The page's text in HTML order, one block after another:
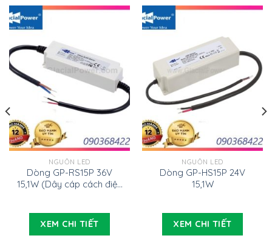
NGUỒN LED
Dòng GP-RS15P 36V
15,1W (Dây cáp cách điện
XEM CHI TIẾT
NGUỒN LED
Dòng GP-HS15P 24V
15,1W
XEM CHI TIẾT